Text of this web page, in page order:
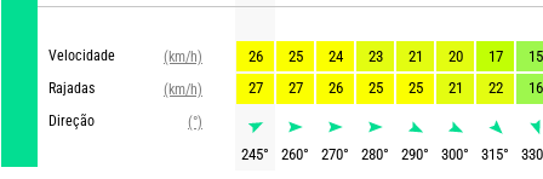
Velocidade
(km/h)
Rajadas
(km/h)
Direção
(°)
26 25 24 23 21 20 17
15
27
27 26 25 25 21 22 16
245° 260° 270° 280° 290° 300° 315° 330